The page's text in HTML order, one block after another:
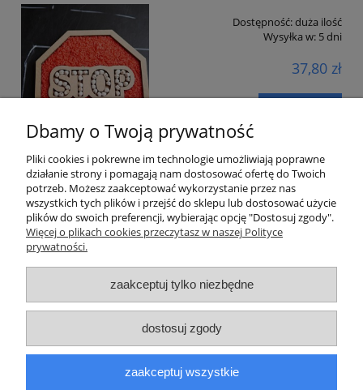
Dostępność:duża ilość
Wysyłka w: 5 dni
37,80 zł
Pojazdy dla wszystkich fanów motoryzacji i zabawy sensorycznej z
dziećmi.
Pomoc
Moje konto
Płatności i dostawa
Dbamy o Twoją prywatność
Pliki cookies i pokrewne im technologie umożliwiają poprawne
działanie strony i pomagają nam dostosować ofertę do Twoich
potrzeb. Możesz zaakceptować wykorzystanie przez nas
wszystkich tych plików i przejść do sklepu lub dostosować użycie
plików do swoich preferencji, wybierając opcję "Dostosuj zgody".
Więcej o plikach cookies przeczytasz w naszej Polityce
prywatności.
zaakceptuj tylko niezbędne
dostosuj zgody
zaakceptuj wszystkie